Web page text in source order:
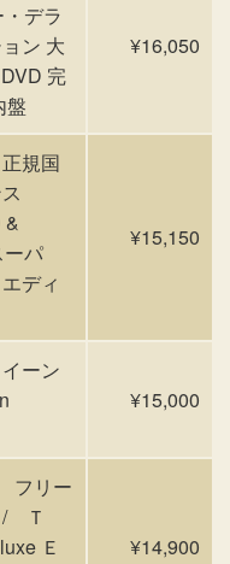
デラ
ン 大
完
盤
¥16,050
規国
&
パ
ディ
¥15,150
ーン
¥15,000
フリー
/ Ｔ
Ｅ
¥14,900